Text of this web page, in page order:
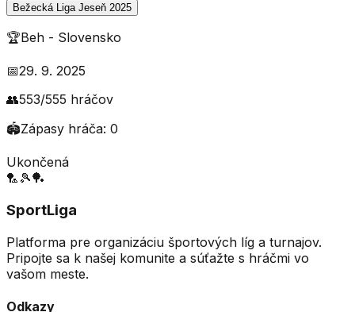
Bežecká Liga Jeseň 2025
🏆Beh - Slovensko
📅29. 9. 2025
👥553/555 hráčov
🏟️Zápasy hráča: 0
Ukončená
🏸 🎾🏓
SportLiga
Platforma pre organizáciu športových líg a turnajov.
Pripojte sa k našej komunite a súťažte s hráčmi vo
vašom meste.
Odkazy